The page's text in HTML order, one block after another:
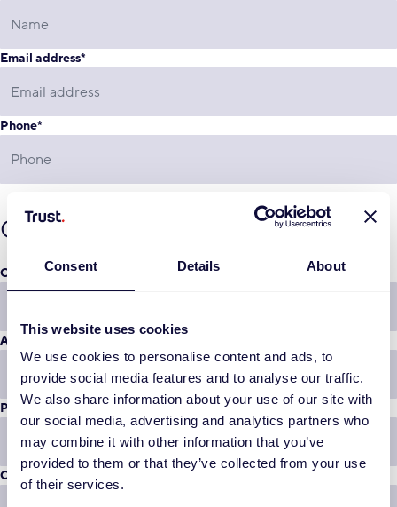
Consent Details About
This website uses cookies
We use cookies to personalise content and ads, to
provide social media features and to analyse our traffic.
We also share information about your use of our site with
our social media, advertising and analytics partners who
may combine it with other information that you’ve
provided to them or that they’ve collected from your use
of their services.
Email address*
Phone*
Company details
Company name*
Address
Postal code*
City